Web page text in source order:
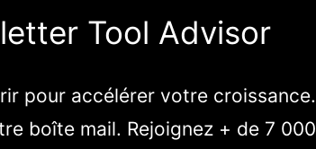
Tool Advisor
pour accélérer votre croissance.
boîte mail. Rejoignez + de 7 000